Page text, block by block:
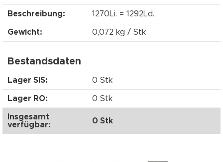
Beschreibung: 1270Li. = 1292Ld.
Gewicht: 0,072 kg / Stk
Bestandsdaten
Lager SIS: 0 Stk
Lager RO: 0 Stk
Insgesamt
verfügbar:
0 Stk